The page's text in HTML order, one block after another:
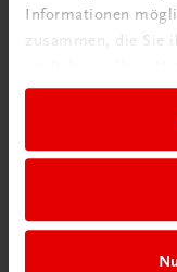
Informationen
zusammen, die Sie
Miniaturen.
€ 27,00